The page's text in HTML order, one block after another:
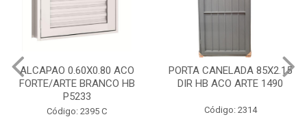
PORTA CANELADA 85X2.15
DIR HB ACO ARTE 1490
Código: 2314
PORTA LAMINADA 60X215
DIR POP/MIX HB
Código: 2340